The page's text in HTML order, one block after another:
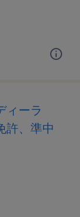
ィーラ
許、準中